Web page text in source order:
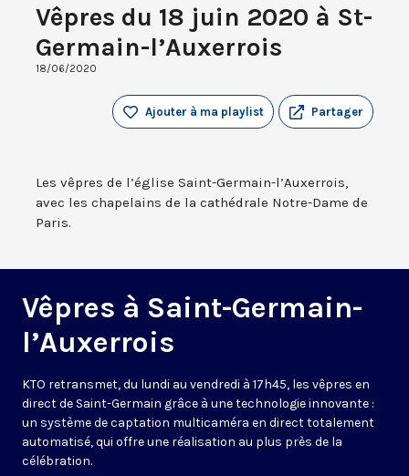
Vêpres du 18 juin 2020 à St-
Germain-l’Auxerrois
18/06/2020
Partager
Ajouter à ma playlist
Les vêpres de l’église Saint-Germain-l’Auxerrois,
avec les chapelains de la cathédrale Notre-Dame de
Paris.
Vêpres à Saint-Germain-
l’Auxerrois
KTO retransmet, du lundi au vendredi à 17h45, les vêpres en
direct de Saint-Germain grâce à une technologie innovante :
un système de captation multicaméra en direct totalement
automatisé, qui offre une réalisation au plus près de la
célébration.